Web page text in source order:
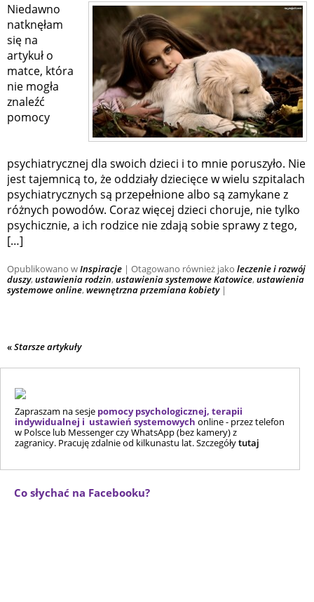
Niedawno
natknęłam
się na
artykuł o
matce, która
nie mogła
znaleźć
pomocy
psychiatrycznej dla swoich dzieci i to mnie poruszyło. Nie
jest tajemnicą to, że oddziały dziecięce w wielu szpitalach
psychiatrycznych są przepełnione albo są zamykane z
różnych powodów. Coraz więcej dzieci choruje, nie tylko
psychicznie, a ich rodzice nie zdają sobie sprawy z tego,
[…]
Opublikowano wInspiracje | Otagowano również jako leczenie i rozwój
duszy,ustawienia rodzin,ustawienia systemowe Katowice,ustawienia
systemowe online,wewnętrzna przemiana kobiety |
«Starsze artykuły
Zapraszam na sesje pomocy psychologicznej, terapii
indywidualnej i ustawień systemowych online - przez telefon
w Polsce lub Messenger czy WhatsApp (bez kamery) z
zagranicy. Pracuję zdalnie od kilkunastu lat. Szczegółytutaj
Co słychać na Facebooku?